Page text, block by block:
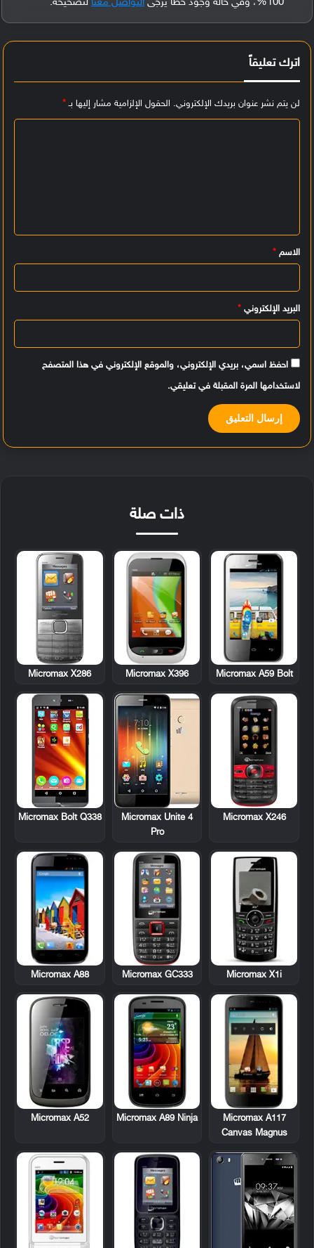
100%، وفي حالة وجود خطأ يُرجى التواصل معنا لتصحيحه.
اترك تعليقاً
لن يتم نشر عنوان بريدك الإلكتروني. الحقول الإلزامية مشار إليها بـ*
ي
ق
الاسم *
البريد الإلكتروني *
احفظ اسمي، بريدي الإلكتروني، والموقع الإلكتروني في هذا المتصفح
لاستخدامها المرة المقبلة في تعليقي.
ذات صلة
Micromax A59 Bolt
Micromax X396
Micromax X286
Micromax X246
Micromax Unite 4
Pro
Micromax Bolt Q338
Micromax X1i
Micromax GC333
Micromax A88
Micromax A117
Canvas Magnus
Micromax A89 Ninja
Micromax A52